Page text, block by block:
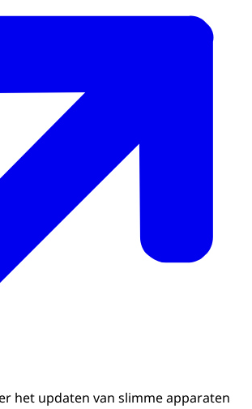
het updaten van slimme apparaten